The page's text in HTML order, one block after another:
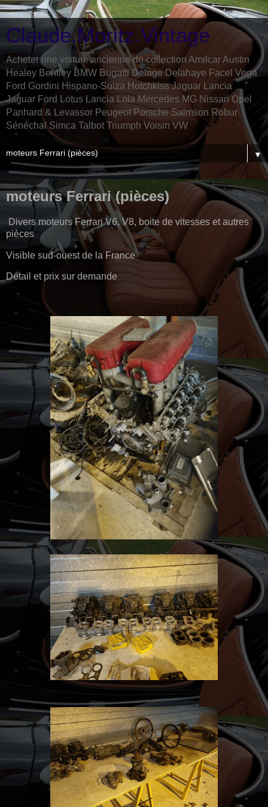
Claude.Moritz.Vintage
Acheter une voiture ancienne de collection Amilcar Austin
Healey Bentley BMW Bugatti Delage Delahaye Facel Vega
Ford Gordini Hispano-Suiza Hotchkiss Jaguar Lancia
Jaguar Ford Lotus Lancia Lola Mercedes MG Nissan Opel
Panhard & Levassor Peugeot Porsche Salmson Robur
Sénéchal Simca Talbot Triumph Voisin VW
▼
moteurs Ferrari (pièces)
Divers moteurs Ferrari V6, V8, boite de vitesses et autres
pièces
Visible sud-ouest de la France
Détail et prix sur demande